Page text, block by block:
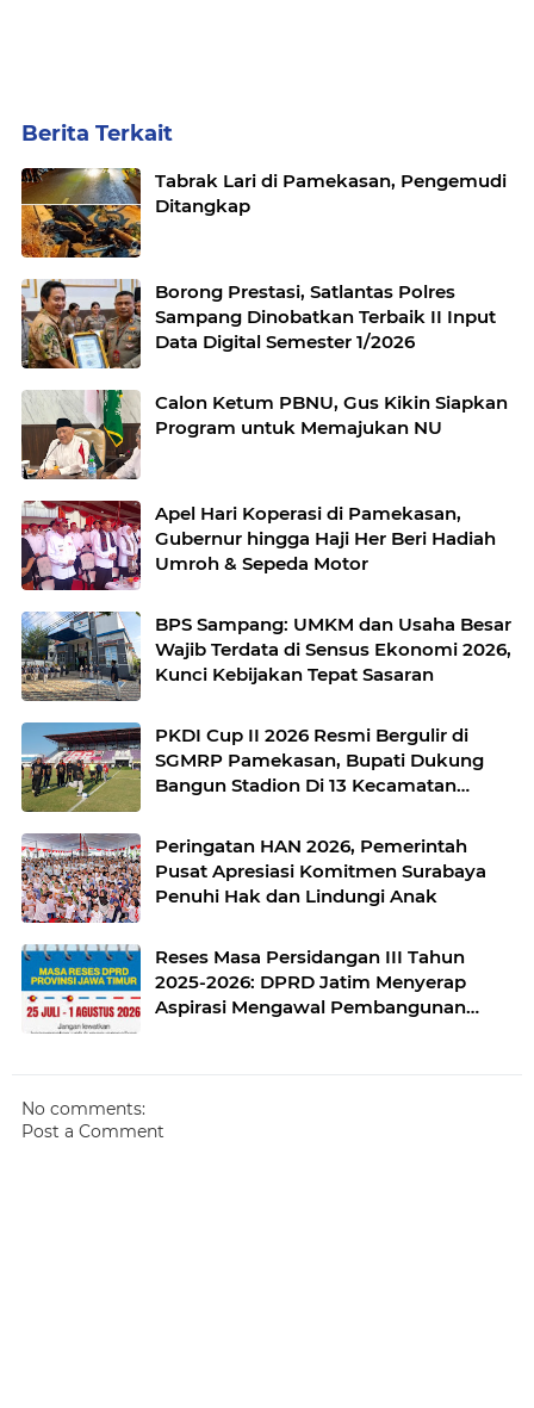
Berita Terkait
Tabrak Lari di Pamekasan, Pengemudi
Ditangkap
Borong Prestasi, Satlantas Polres
Sampang Dinobatkan Terbaik II Input
Data Digital Semester 1/2026
Calon Ketum PBNU, Gus Kikin Siapkan
Program untuk Memajukan NU
Apel Hari Koperasi di Pamekasan,
Gubernur hingga Haji Her Beri Hadiah
Umroh & Sepeda Motor
BPS Sampang: UMKM dan Usaha Besar
Wajib Terdata di Sensus Ekonomi 2026,
Kunci Kebijakan Tepat Sasaran
PKDI Cup II 2026 Resmi Bergulir di
SGMRP Pamekasan, Bupati Dukung
Bangun Stadion Di 13 Kecamatan
Peringatan HAN 2026, Pemerintah
Pusat Apresiasi Komitmen Surabaya
Penuhi Hak dan Lindungi Anak
Reses Masa Persidangan III Tahun
2025-2026: DPRD Jatim Menyerap
Aspirasi Mengawal Pembangunan
No comments:
Post a Comment